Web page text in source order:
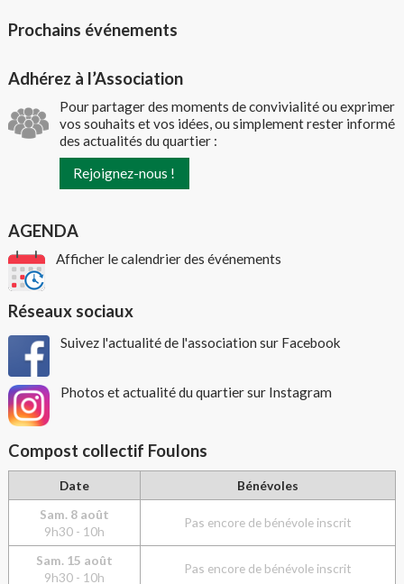
Prochains événements
Adhérez à l’Association
Pour partager des moments de convivialité ou exprimer
vos souhaits et vos idées, ou simplement rester informé
des actualités du quartier :
Rejoignez-nous !
AGENDA
Afficher le calendrier des événements
Réseaux sociaux
Suivez l'actualité de l'association sur Facebook
Photos et actualité du quartier sur Instagram
Compost collectif Foulons
Date
Bénévoles
Sam. 8 août
9h30 - 10h
Pas encore de bénévole inscrit
Sam. 15 août
9h30 - 10h
Pas encore de bénévole inscrit